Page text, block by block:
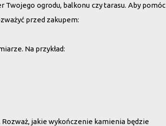
Twojego ogrodu, balkonu czy tarasu. Aby pomóc
przed zakupem:
Na przykład:
jakie wykończenie kamienia będzie